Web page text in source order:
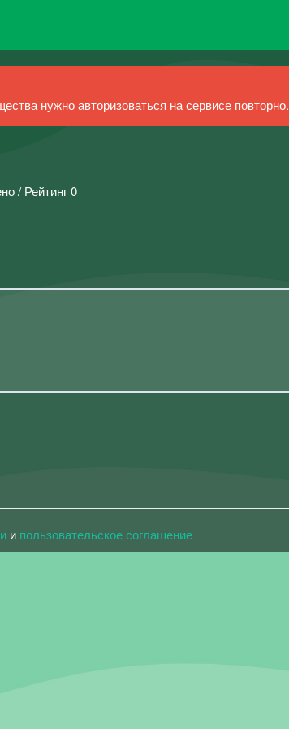
нужно авторизоваться на сервисе повторно.
/ Рейтинг 0
и пользовательское соглашение